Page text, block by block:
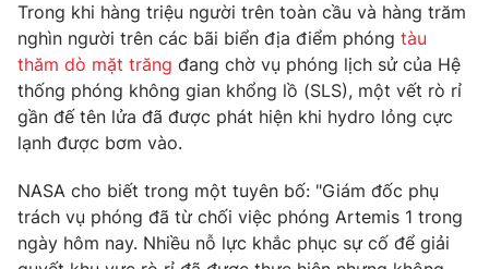
Câu chuyện quốc tế
Tài chính
Thị trường
Góc doanh nghiệp
Dữ liệu và đời sống
Truyền hình
Phim VTV
Hậu trường
Nhân vật
Giải trí
Điện ảnh
Âm nhạc
Đời sống
Trong khi hàng triệu người trên toàn cầu và hàng trăm
nghìn người trên các bãi biển địa điểm phóng tàu
thăm dò mặt trăng đang chờ vụ phóng lịch sử của Hệ
thống phóng không gian khổng lồ (SLS), một vết rò rỉ
gần đế tên lửa đã được phát hiện khi hydro lỏng cực
lạnh được bơm vào.
NASA cho biết trong một tuyên bố: "Giám đốc phụ
trách vụ phóng đã từ chối việc phóng Artemis 1 trong
ngày hôm nay. Nhiều nỗ lực khắc phục sự cố để giải